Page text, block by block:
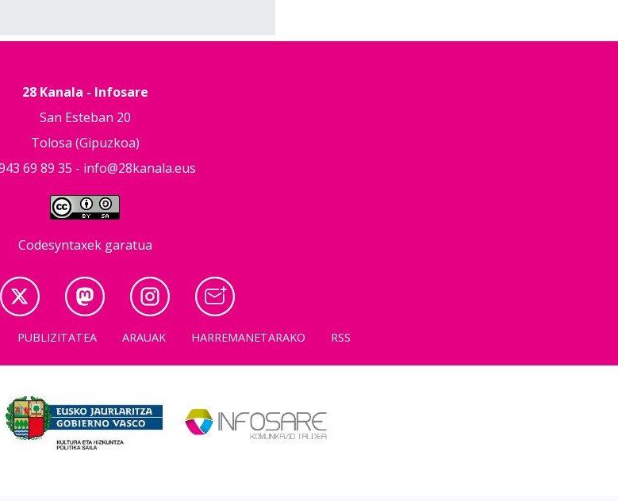
28 Kanala - Infosare
San Esteban 20
Tolosa (Gipuzkoa)
69 89 35 - info@28kanala.eus
Codesyntaxek garatua
PUBLIZITATEA ARAUAK HARREMANETARAKO RSS